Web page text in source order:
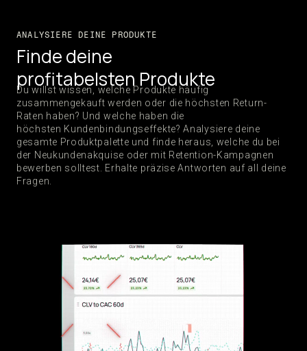
ANALYSIERE DEINE PRODUKTE
Finde deine
profitabelsten Produkte
Du willst wissen, welche Produkte häufig
zusammengekauft werden oder die höchsten Return-
Raten haben? Und welche haben die
höchsten Kundenbindungseffekte? Analysiere deine
gesamte Produktpalette und finde heraus, welche du bei
der Neukundenakquise oder mit Retention-Kampagnen
bewerben solltest. Erhalte präzise Antworten auf all deine
Fragen.